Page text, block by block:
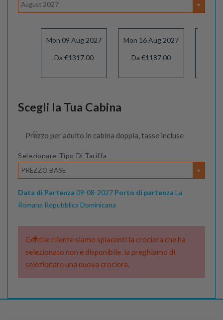
August 2027
Mon 09 Aug 2027
Da €1317.00
Mon 16 Aug 2027
Da €1187.00
Scegli la Tua Cabina
Prezzo per adulto in cabina doppia, tasse incluse
Selezionare Tipo Di Tariffa
PREZZO BASE
Data di Partenza 09-08-2027 Porto di partenza La
Romana Repubblica Dominicana
Gentile cliente siamo spiacenti la crociera che ha
selezionato non è disponibile. la preghiamo di
selezionare una nuova crociera.